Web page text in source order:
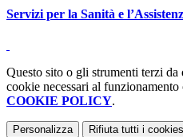
Servizi per la Sanità e
Questo sito o gli strumenti terzi
cookie necessari al
COOKIE POLICY.
Personalizza Rifiuta tutti i cookies